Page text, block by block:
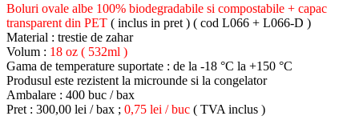
Boluri ovale albe 100% biodegradabile si compostabile + capac
transparent din PET ( inclus in pret ) ( cod L066 + L066-D )
Material : trestie de zahar
Volum : 18 oz ( 532ml )
Gama de temperature suportate : de la -18 °C la +150 °C
Produsul este rezistent la microunde si la congelator
Ambalare : 400 buc / bax
Pret : 300,00 lei / bax ; 0,75 lei / buc ( TVA inclus )